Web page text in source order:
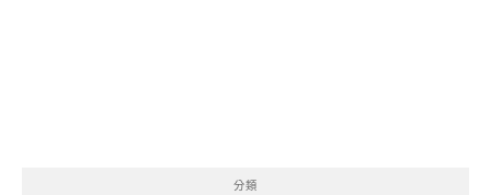
分類